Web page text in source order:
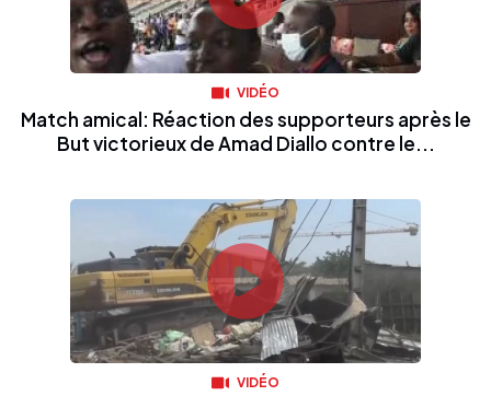
VIDÉO
Match amical: Réaction des supporteurs après le
But victorieux de Amad Diallo contre le...
VIDÉO